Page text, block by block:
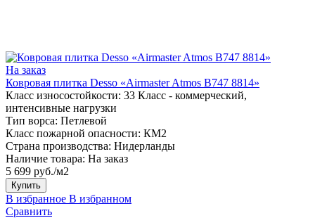
На заказ
Ковровая плитка Desso «Airmaster Atmos B747 8814»
Класс износостойкости: 33 Класс - коммерческий,
интенсивные нагрузки
Тип ворса: Петлевой
Класс пожарной опасности: КМ2
Страна производства: Нидерланды
Наличие товара: На заказ
5 699 руб./м2
Купить
В избранное В избранном
Сравнить